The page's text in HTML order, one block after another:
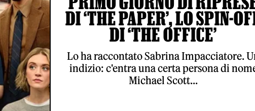
DI ‘THE PAPER’, LO SPIN-
DI ‘THE OFFICE’
Lo ha raccontato Sabrina Impacciatore.
indizio: c'entra una certa persona di
Michael Scott...